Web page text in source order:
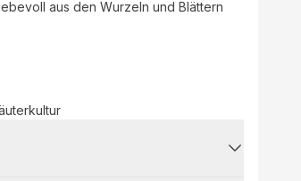
aus den Wurzeln und Blättern